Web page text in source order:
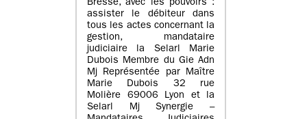
Bresse, avec les pouvoirs :
assister le débiteur dans
tous les actes concernant la
gestion, mandataire
judiciaire la Selarl Marie
Dubois Membre du Gie Adn
Mj Représentée par Maître
Marie Dubois 32 rue
Molière 69006 Lyon et la
Selarl Mj Synergie –